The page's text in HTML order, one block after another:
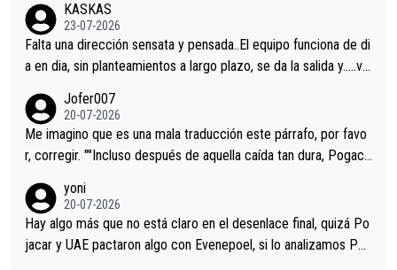
KASKAS
23-07-2026
Falta una dirección sensata y pensada..El equipo funciona de di
a en dia, sin planteamientos a largo plazo, se da la salida y…..ve
Minguez, Velez etc etc.Me da pena vivir estos momentos tan
tristes sin victorias.
Jofer007
20-07-2026
Me imagino que es una mala traducción este párrafo, por favo
r, corregir. ""Incluso después de aquella caída tan dura, Pogaca
permaneció pegado a su rueda. Parecía increíble la forma en l
a que era capaz de controlar el miedo", recordó."
yoni
20-07-2026
Hay algo más que no está claro en el desenlace final, quizá Po
jacar y UAE pactaron algo con Evenepoel, si lo analizamos Poj